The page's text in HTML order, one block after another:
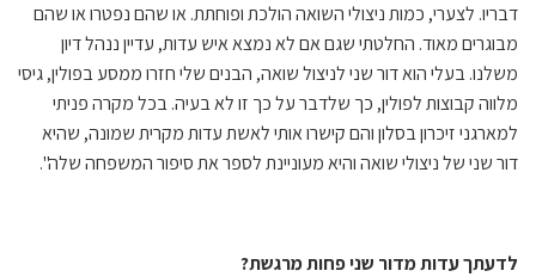
דבריו. לצערי, כמות ניצולי השואה הולכת ופוחתת. או שהם נפטרו או שהם
מבוגרים מאוד. החלטתי שגם אם לא נמצא איש עדות, עדיין ננהל דיון
משלנו. בעלי הוא דור שני לניצול שואה, הבנים שלי חזרו ממסע בפולין, גיסי
מלווה קבוצות לפולין, כך שלדבר על כך זו לא בעיה. בכל מקרה פניתי
למארגני זיכרון בסלון והם קישרו אותי לאשת עדות מקרית שמונה, שהיא
דור שני של ניצולי שואה והיא מעוניינת לספר את סיפור המשפחה שלה".
לדעתך עדות מדור שני פחות מרגשת?